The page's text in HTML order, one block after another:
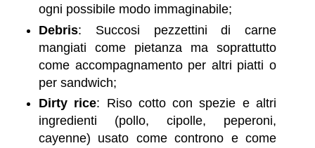
ogni possibile modo immaginabile;
Debris: Succosi pezzettini di carne
mangiati come pietanza ma soprattutto
come accompagnamento per altri piatti o
per sandwich;
Dirty rice: Riso cotto con spezie e altri
ingredienti (pollo, cipolle, peperoni,
cayenne) usato come controno e come